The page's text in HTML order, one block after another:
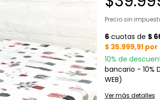
Precio sin
10% de
bancario - 10%
WEB)
Ver más detalles